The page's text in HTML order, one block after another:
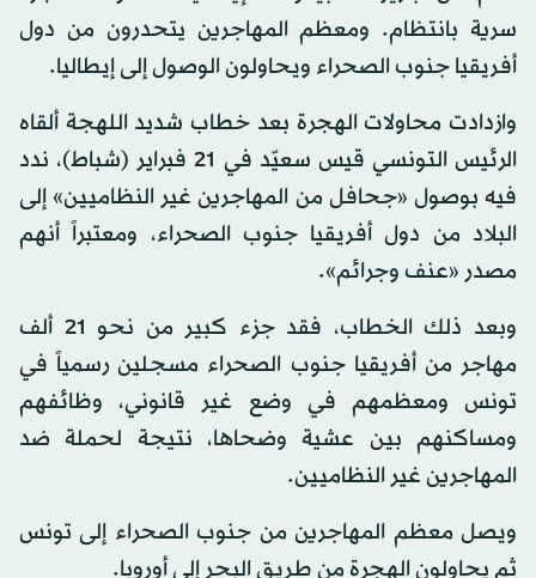
سرية بانتظام. ومعظم المهاجرين يتحدرون من دول
أفريقيا جنوب الصحراء ويحاولون الوصول إلى إيطاليا.
وازدادت محاولات الهجرة بعد خطاب شديد اللهجة ألقاه
الرئيس التونسي قيس سعيّد في 21 فبراير (شباط)، ندد
فيه بوصول «جحافل من المهاجرين غير النظاميين» إلى
البلاد من دول أفريقيا جنوب الصحراء، ومعتبراً أنهم
مصدر «عنف وجرائم».
وبعد ذلك الخطاب، فقد جزء كبير من نحو 21 ألف
مهاجر من أفريقيا جنوب الصحراء مسجلين رسمياً في
تونس ومعظمهم في وضع غير قانوني، وظائفهم
ومساكنهم بين عشية وضحاها، نتيجة لحملة ضد
المهاجرين غير النظاميين.
ويصل معظم المهاجرين من جنوب الصحراء إلى تونس
ثم يحاولون الهجرة من طريق البحر إلى أوروبا.